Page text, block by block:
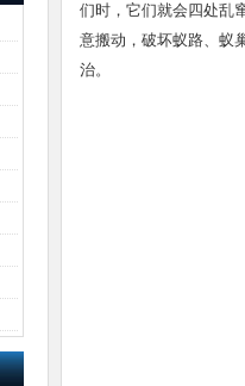
们时，它们就会四处乱
意搬动，破坏蚁路、蚁
治。